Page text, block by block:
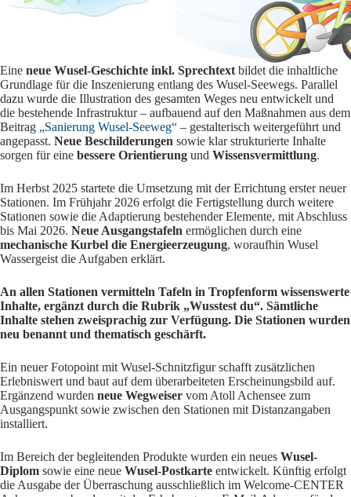
Eine neue Wusel-Geschichte inkl. Sprechtext bildet die inhaltliche
Grundlage für die Inszenierung entlang des Wusel-Seewegs. Parallel
dazu wurde die Illustration des gesamten Weges neu entwickelt und
die bestehende Infrastruktur – aufbauend auf den Maßnahmen aus dem
Beitrag „Sanierung Wusel-Seeweg“ – gestalterisch weitergeführt und
angepasst. Neue Beschilderungen sowie klar strukturierte Inhalte
sorgen für eine bessere Orientierung und Wissensvermittlung.
Im Herbst 2025 startete die Umsetzung mit der Errichtung erster neuer
Stationen. Im Frühjahr 2026 erfolgt die Fertigstellung durch weitere
Stationen sowie die Adaptierung bestehender Elemente, mit Abschluss
bis Mai 2026. Neue Ausgangstafeln ermöglichen durch eine
mechanische Kurbel die Energieerzeugung, woraufhin Wusel
Wassergeist die Aufgaben erklärt.
An allen Stationen vermitteln Tafeln in Tropfenform wissenswerte
Inhalte, ergänzt durch die Rubrik „Wusstest du“. Sämtliche
Inhalte stehen zweisprachig zur Verfügung. Die Stationen wurden
neu benannt und thematisch geschärft.
Ein neuer Fotopoint mit Wusel-Schnitzfigur schafft zusätzlichen
Erlebniswert und baut auf dem überarbeiteten Erscheinungsbild auf.
Ergänzend wurden neue Wegweiser vom Atoll Achensee zum
Ausgangspunkt sowie zwischen den Stationen mit Distanzangaben
installiert.
Im Bereich der begleitenden Produkte wurden ein neues Wusel-
Diplom sowie eine neue Wusel-Postkarte entwickelt. Künftig erfolgt
die Ausgabe der Überraschung ausschließlich im Welcome-CENTER